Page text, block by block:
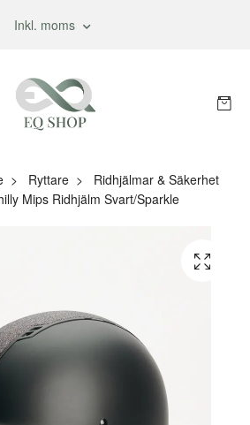
Inkl. moms
Ryttare
Ridhjälmar & Säkerhet
Mips Ridhjälm Svart/Sparkle